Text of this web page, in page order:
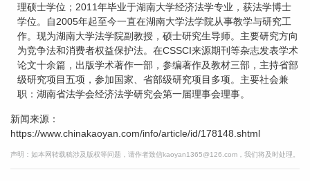
理硕士学位；2011年毕业于湖南大学经济法学专业，获法学博士
学位。自2005年起至今一直在湖南大学法学院从事教学与研究工
作。现为湖南大学法学院副教授，硕士研究生导师。主要研究方向
为竞争法和消费者权益保护法。在CSSCI来源期刊等杂志发表学术
论文十余篇，出版学术著作一部，参编著作及教材三部，主持省部
级研究项目五项，参加国家、省部级研究项目多项。主要社会兼
职：湖南省法学会经济法学研究会第一届理事会理事。
新闻来源：
https://www.chinakaoyan.com/info/article/id/178148.shtml
声明：如本网转载稿涉及版权等问题，请作者致信kaoyan1365@126.com，我们将及时处理。